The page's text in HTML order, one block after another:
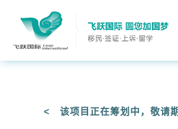
< 该项目正在筹划中，敬请